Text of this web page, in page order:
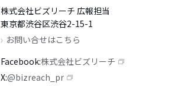
株式会社ビズリーチ 広報担当
東京都渋谷区渋谷2-15-1
お問い合せはこちら
Facebook 株式会社ビズリーチ
X@bizreach_pr